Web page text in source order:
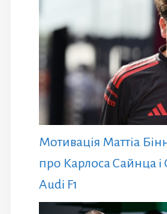
Мотивація Маттіа
про Карлоса Сайнца і
Audi F1